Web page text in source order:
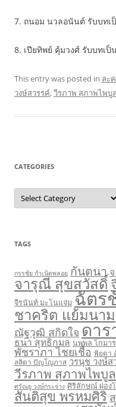
7. ถนอม นวลอนันต์ รับบทเ
8. เปียทิพย์ คุ้มวงศ์ รับบทเป็
This entry was posted in ละ
วงษ์สวรรค์,วีรภาพ สุภาพไพบู
CATEGORIES
Categories
TAGS
กรรชัย กำเนิดพลอย กันตนา
จารุณี สุขสวัสดิ์
จีรนันท์ มะโนแจ่ม ฉัตร
ชาคริต แย้มนาม
ณัฐวุฒิ สกิดใจ ดาร
ธนา สุทธิกมล นพพล โกมา
พัชราภา ไชยเชื้อ พิยดา
ลลิตา ปัญโญภาส วรนุช วงษ์ส
วีรภาพ สุภาพไพบู
ศรัณยู วงษ์กระจ่าง ศิริลักษณ์ ผ่อง
สันติสุข พรหมศิริ